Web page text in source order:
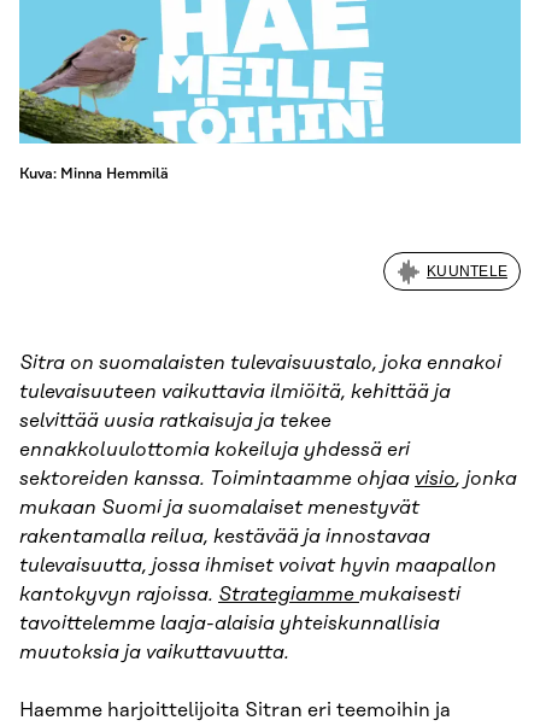
Kuva: Minna Hemmilä
KUUNTELE
Sitra on suomalaisten tulevaisuustalo, joka ennakoi
tulevaisuuteen vaikuttavia ilmiöitä, kehittää ja
selvittää uusia ratkaisuja ja tekee
ennakkoluulottomia kokeiluja yhdessä eri
sektoreiden kanssa. Toimintaamme ohjaa visio, jonka
mukaan Suomi ja suomalaiset menestyvät
rakentamalla reilua, kestävää ja innostavaa
tulevaisuutta, jossa ihmiset voivat hyvin maapallon
kantokyvyn rajoissa. Strategiamme mukaisesti
tavoittelemme laaja-alaisia yhteiskunnallisia
muutoksia ja vaikuttavuutta.
Haemme harjoittelijoita Sitran eri teemoihin ja